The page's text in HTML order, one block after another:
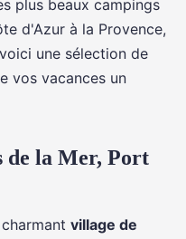
plus beaux campings
d'Azur à la Provence,
une sélection de
vos vacances un
de la Mer, Port
village de